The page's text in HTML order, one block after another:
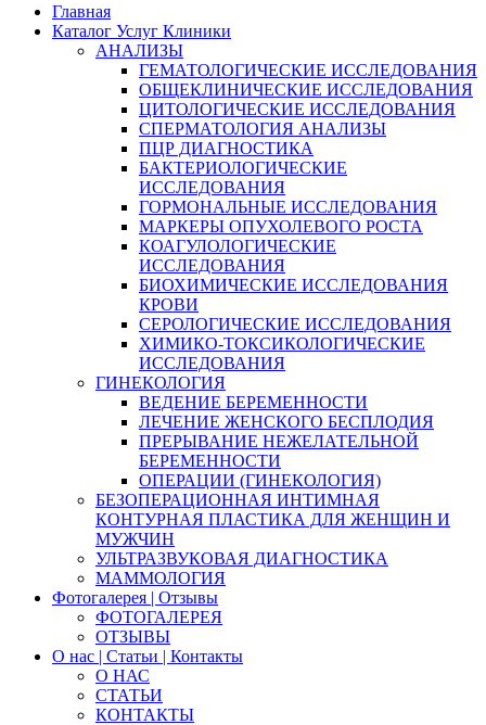
Главная
Каталог Услуг Клиники
АНАЛИЗЫ
ГЕМАТОЛОГИЧЕСКИЕ ИССЛЕДОВАНИЯ
ОБЩЕКЛИНИЧЕСКИЕ ИССЛЕДОВАНИЯ
ЦИТОЛОГИЧЕСКИЕ ИССЛЕДОВАНИЯ
СПЕРМАТОЛОГИЯ АНАЛИЗЫ
ПЦР ДИАГНОСТИКА
БАКТЕРИОЛОГИЧЕСКИЕ
ИССЛЕДОВАНИЯ
ГОРМОНАЛЬНЫЕ ИССЛЕДОВАНИЯ
МАРКЕРЫ ОПУХОЛЕВОГО РОСТА
КОАГУЛОЛОГИЧЕСКИЕ
ИССЛЕДОВАНИЯ
БИОХИМИЧЕСКИЕ ИССЛЕДОВАНИЯ
КРОВИ
СЕРОЛОГИЧЕСКИЕ ИССЛЕДОВАНИЯ
ХИМИКО-ТОКСИКОЛОГИЧЕСКИЕ
ИССЛЕДОВАНИЯ
ГИНЕКОЛОГИЯ
ВЕДЕНИЕ БЕРЕМЕННОСТИ
ЛЕЧЕНИЕ ЖЕНСКОГО БЕСПЛОДИЯ
ПРЕРЫВАНИЕ НЕЖЕЛАТЕЛЬНОЙ
БЕРЕМЕННОСТИ
ОПЕРАЦИИ (ГИНЕКОЛОГИЯ)
БЕЗОПЕРАЦИОННАЯ ИНТИМНАЯ
КОНТУРНАЯ ПЛАСТИКА ДЛЯ ЖЕНЩИН И
МУЖЧИН
УЛЬТРАЗВУКОВАЯ ДИАГНОСТИКА
МАММОЛОГИЯ
Фотогалерея | Отзывы
ФОТОГАЛЕРЕЯ
ОТЗЫВЫ
О нас | Статьи | Контакты
О НАС
СТАТЬИ
КОНТАКТЫ